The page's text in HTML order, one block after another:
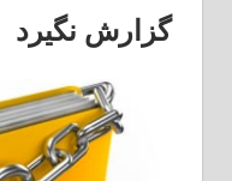
گزارش نگیرد